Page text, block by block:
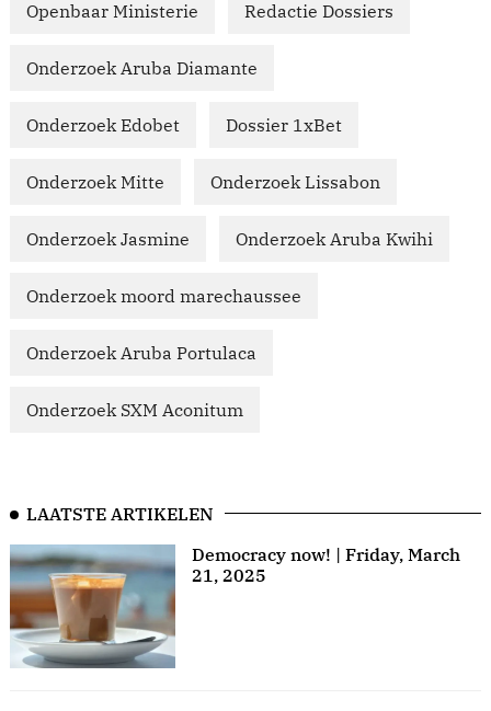
Openbaar Ministerie Redactie Dossiers
Onderzoek Aruba Diamante
Onderzoek Edobet Dossier 1xBet
Onderzoek Mitte Onderzoek Lissabon
Onderzoek Jasmine Onderzoek Aruba Kwihi
Onderzoek moord marechaussee
Onderzoek Aruba Portulaca
Onderzoek SXM Aconitum
LAATSTE ARTIKELEN
Democracy now! | Friday, March
21, 2025